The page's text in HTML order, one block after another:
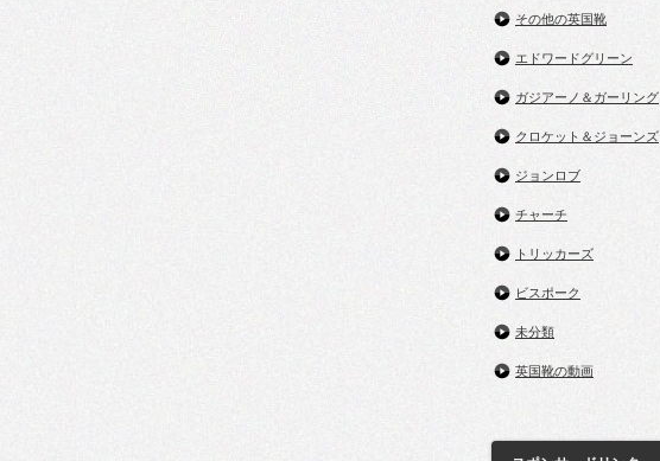
その他の英国靴
エドワードグリーン
ガジアーノ＆ガーリング
クロケット＆ジョーンズ
ジョンロブ
チャーチ
トリッカーズ
ビスポーク
未分類
英国靴の動画